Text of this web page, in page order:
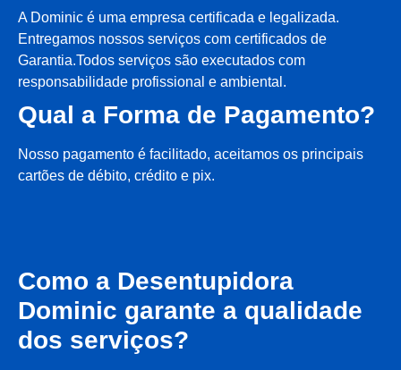
A Dominic é uma empresa certificada e legalizada.
Entregamos nossos serviços com certificados de
Garantia.Todos serviços são executados com
responsabilidade profissional e ambiental.
Qual a Forma de Pagamento?
Nosso pagamento é facilitado, aceitamos os principais
cartões de débito, crédito e pix.
Como a Desentupidora
Dominic garante a qualidade
dos serviços?